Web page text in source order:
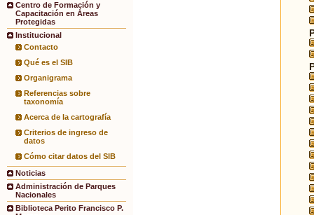
Centro de Formación y
Capacitación en Áreas
Protegidas
Institucional
Contacto
Qué es el SIB
Organigrama
Referencias sobre
taxonomía
Acerca de la cartografía
Criterios de ingreso de
datos
Cómo citar datos del SIB
Noticias
Administración de Parques
Nacionales
Biblioteca Perito Francisco P.